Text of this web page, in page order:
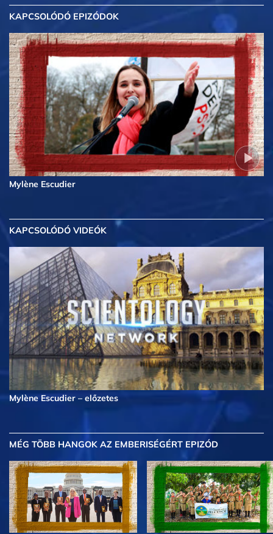
KAPCSOLÓDÓ EPIZÓDOK
Mylène Escudier
KAPCSOLÓDÓ VIDEÓK
Mylène Escudier – előzetes
MÉG TÖBB HANGOK AZ EMBERISÉGÉRT EPIZÓD